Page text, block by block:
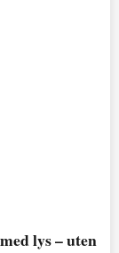
lys – uten